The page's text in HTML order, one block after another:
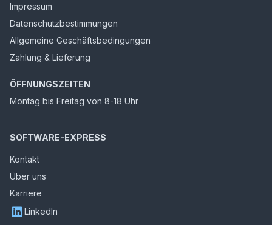
Impressum
Datenschutzbestimmungen
Allgemeine Geschäftsbedingungen
Zahlung & Lieferung
ÖFFNUNGSZEITEN
Montag bis Freitag von 8-18 Uhr
SOFTWARE-EXPRESS
Kontakt
Über uns
Karriere
LinkedIn